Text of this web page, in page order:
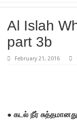
Al Islah
part 3b
February 21, 2016
● கடல் நீர்